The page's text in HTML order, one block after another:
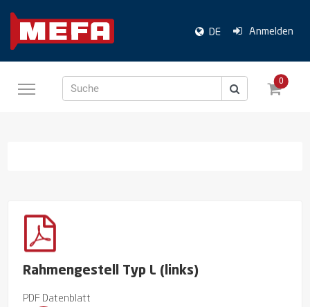
DE Anmelden
Suche
0
Rahmengestell Typ L (links)
PDF Datenblatt